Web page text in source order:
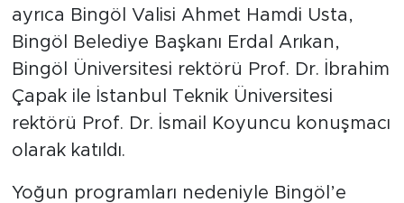
ayrıca Bingöl Valisi Ahmet Hamdi Usta,
Bingöl Belediye Başkanı Erdal Arıkan,
Bingöl Üniversitesi rektörü Prof. Dr. İbrahim
Çapak ile İstanbul Teknik Üniversitesi
rektörü Prof. Dr. İsmail Koyuncu konuşmacı
olarak katıldı.
Yoğun programları nedeniyle Bingöl’e